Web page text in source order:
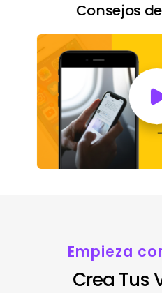
Estrategias
Empieza
Crea Tus